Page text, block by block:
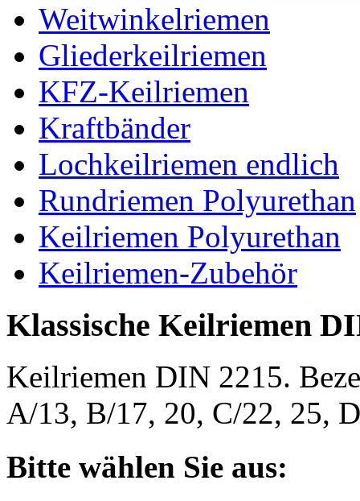
Weitwinkelriemen
Gliederkeilriemen
KFZ-Keilriemen
Kraftbänder
Lochkeilriemen endlich
Rundriemen Polyurethan
Keilriemen Polyurethan
Keilriemen-Zubehör
Klassische Keilriemen
Keilriemen DIN 2215.
A/13, B/17, 20, C/22, 25,
Bitte wählen Sie aus: